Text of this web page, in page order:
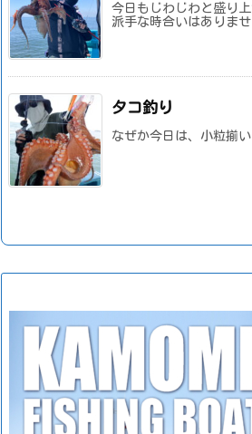
今日もじわじわと盛り
派手な時合いはありま
タコ釣り
なぜか今日は、小粒揃い